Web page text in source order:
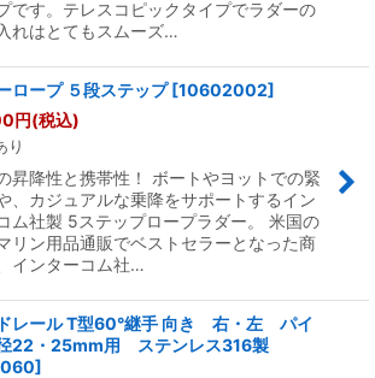
です。テレスコピックタイプでラダーの
れはとてもスムーズ…
ロープ ５段ステップ [10602002]
円(税込)
り
昇降性と携帯性！ ボートやヨットでの緊
、カジュアルな乗降をサポートするイン
ム社製 5ステップロープラダー。 米国の
リン用品通販でベストセラーとなった商
インターコム社…
レール T型60°継手 向き 右・左 パイ
22・25mm用 ステンレス316製
]